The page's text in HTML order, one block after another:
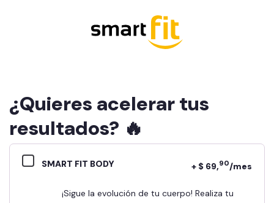
¿Quieres acelerar tus
resultados? 🔥
SMART FIT BODY + $ 69,90/mes
¡Sigue la evolución de tu cuerpo! Realiza tu